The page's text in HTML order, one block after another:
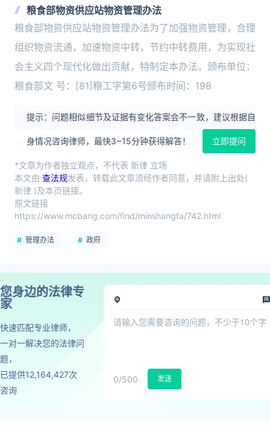
粮食部物资供应站物资管理办法
粮食部物资供应站物资管理办法为了加强物资管理，合理
组织物资流通，加速物资中转，节约中转费用，为实现社
会主义四个现代化做出贡献，特制定本办法。颁布单位：
粮食部文 号：[81]粮工字第6号颁布时间：198
提示：问题相似细节及证据有变化答案会不一致，建议根据自
身情况咨询律师，最快3~15分钟获得解答！ 立即提问
*文章为作者独立观点，不代表 新律 立场
本文由 查法规发表，转载此文章须经作者同意，并请附上出处(
新律 )及本页链接。
原文链接
https://www.mcbang.com/find/minshangfa/742.html
管理办法 政府
您身边的法律专
家
快速匹配专业律师，
一对一解决您的法律问
题，
已提供12,164,427次
咨询
0/500 发送